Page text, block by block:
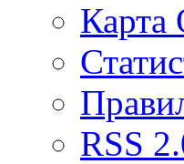
Карта
RSS